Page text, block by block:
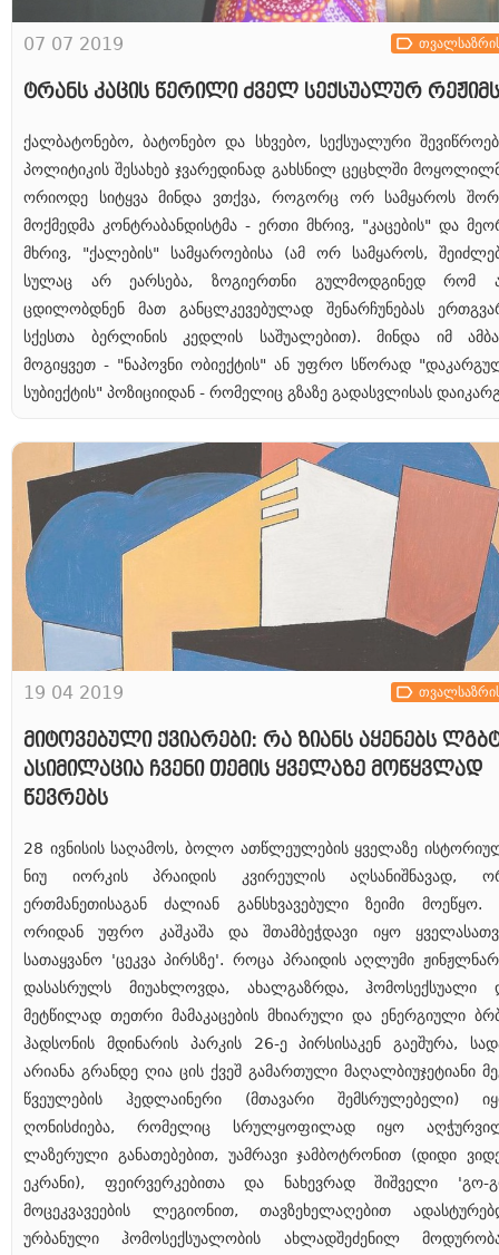
07 07 2019
ტრანს კაცის წერილი ძველ სექსუალურ რეჟიმს
ქალბატონებო, ბატონებო და სხვებო, სექსუალური
პოლიტიკის შესახებ ჯვარედინად გახსნილ ცეცხლში
ორიოდე სიტყვა მინდა ვთქვა, როგორც ორ სამყაროს
მოქმედმა კონტრაბანდისტმა - ერთი მხრივ, "კაცების" და
მხრივ, "ქალების" სამყაროებისა (ამ ორ სამყაროს,
სულაც არ ეარსება, ზოგიერთნი გულმოდგინედ რომ
ცდილობდნენ მათ განცლკევებულად შენარჩუნებას
სქესთა ბერლინის კედლის საშუალებით). მინდა იმ
მოგიყვეთ - "ნაპოვნი ობიექტის" ან უფრო სწორად
სუბიექტის" პოზიციიდან - რომელიც გზაზე გადასვლისას
19 04 2019
მიტოვებული ქვიარები: რა ზიანს აყენებს
ასიმილაცია ჩვენი თემის ყველაზე მოწყვლად
წევრებს
28 ივნისის საღამოს, ბოლო ათწლეულების ყველაზე
ნიუ იორკის პრაიდის კვირეულის აღსანიშნავად,
ერთმანეთისაგან ძალიან განსხვავებული ზეიმი მოეწყო.
ორიდან უფრო კაშკაშა და შთამბეჭდავი იყო
სათაყვანო 'ცეკვა პირსზე'. როცა პრაიდის აღლუმი
დასასრულს მიუახლოვდა, ახალგაზრდა, ჰომოსექსუალი
მეტწილად თეთრი მამაკაცების მხიარული და ენერგიული
ჰადსონის მდინარის პარკის 26-ე პირსისაკენ გაეშურა,
არიანა გრანდე ღია ცის ქვეშ გამართული მაღალბიუჯეტიანი
წვეულების ჰედლაინერი (მთავარი შემსრულებელი)
ღონისძიება, რომელიც სრულყოფილად იყო
ლაზერული განათებებით, უამრავი ჯამბოტრონით (დიდი
ეკრანი), ფეირვერკებითა და ნახევრად შიშველი 'გო-
მოცეკვავეების ლეგიონით, თავზეხელაღებით
ურბანული ჰომოსექსუალობის ახლადშეძენილ